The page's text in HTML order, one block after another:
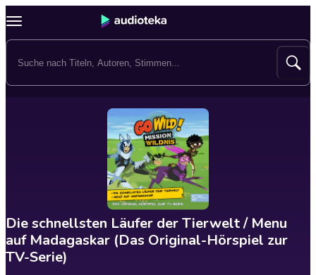
Die schnellsten Läufer der Tierwelt / Menu
auf Madagaskar (Das Original-Hörspiel zur
TV-Serie)